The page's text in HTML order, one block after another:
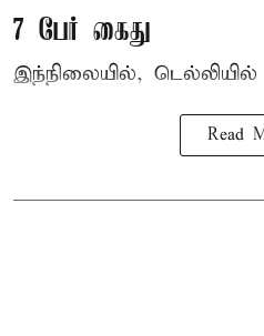
7 பேர் கைது
இந்நிலையில்,
Read